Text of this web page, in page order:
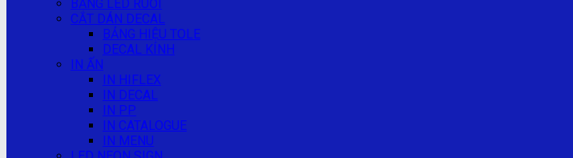
BẢNG LED RUỒI
CẮT DÁN DECAL
BẢNG HIỆU TOLE
DECAL KÍNH
IN ẤN
IN HIFLEX
IN DECAL
IN PP
IN CATALOGUE
IN MENU